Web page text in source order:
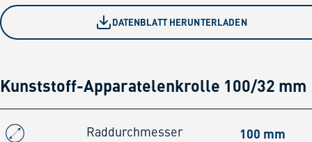
DATENBLATT HERUNTERLADEN
Kunststoff-Apparatelenkrolle 100/32 mm
Raddurchmesser 100 mm